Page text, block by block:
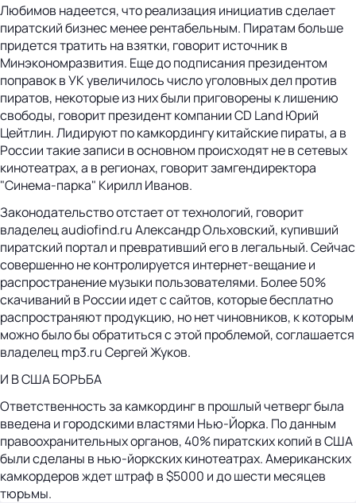
Любимов надеется, что реализация инициатив сделает
пиратский бизнес менее рентабельным. Пиратам больше
придется тратить на взятки, говорит источник в
Минэкономразвития. Еще до подписания президентом
поправок в УК увеличилось число уголовных дел против
пиратов, некоторые из них были приговорены к лишению
свободы, говорит президент компании CD Land Юрий
Цейтлин. Лидируют по камкордингу китайские пираты, а в
России такие записи в основном происходят не в сетевых
кинотеатрах, а в регионах, говорит замгендиректора
"Синема-парка" Кирилл Иванов.
Законодательство отстает от технологий, говорит
владелец audiofind.ru Александр Ольховский, купивший
пиратский портал и превративший его в легальный. Сейчас
совершенно не контролируется интернет-вещание и
распространение музыки пользователями. Более 50%
скачиваний в России идет с сайтов, которые бесплатно
распространяют продукцию, но нет чиновников, к которым
можно было бы обратиться с этой проблемой, соглашается
владелец mp3.ru Сергей Жуков.
И В США БОРЬБА
Ответственность за камкординг в прошлый четверг была
введена и городскими властями Нью-Йорка. По данным
правоохранительных органов, 40% пиратских копий в США
были сделаны в нью-йоркских кинотеатрах. Американских
камкордеров ждет штраф в $5000 и до шести месяцев
тюрьмы.